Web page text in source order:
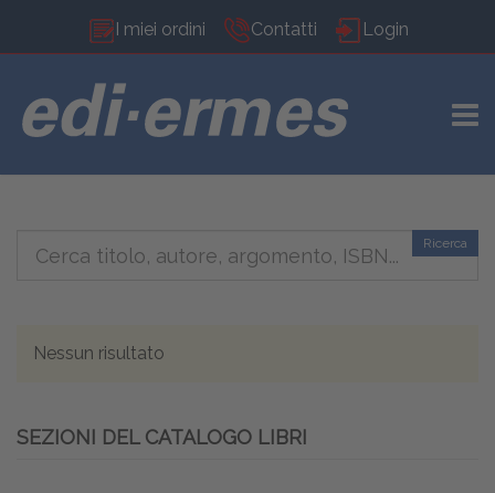
I miei ordini Contatti Login
Ricerca
Nessun risultato
SEZIONI DEL CATALOGO LIBRI